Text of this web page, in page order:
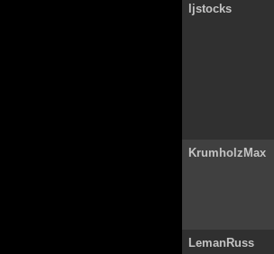
ljstocks
KrumholzMax
LemanRuss